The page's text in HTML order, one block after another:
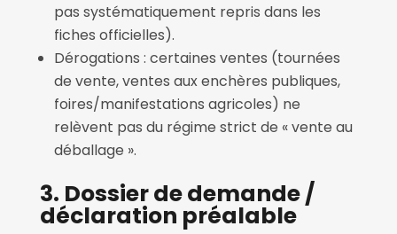
pas systématiquement repris dans les
fiches officielles).
Dérogations : certaines ventes (tournées
de vente, ventes aux enchères publiques,
foires/manifestations agricoles) ne
relèvent pas du régime strict de « vente au
déballage ».
3. Dossier de demande /
déclaration préalable